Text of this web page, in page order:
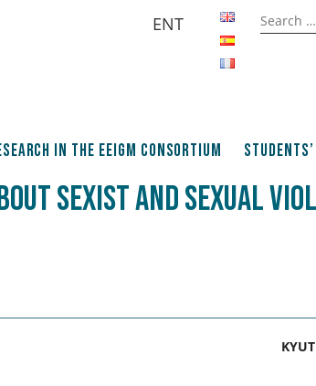
ENT
Search
for:
in the EEIGM consortium Students’
SEXIST AND SEXUAL